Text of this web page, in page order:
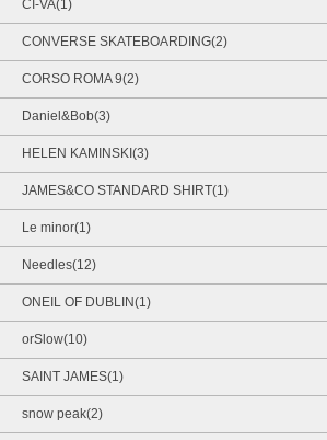
CI-VA(1)
CONVERSE SKATEBOARDING(2)
CORSO ROMA 9(2)
Daniel&Bob(3)
HELEN KAMINSKI(3)
JAMES&CO STANDARD SHIRT(1)
Le minor(1)
Needles(12)
ONEIL OF DUBLIN(1)
orSlow(10)
SAINT JAMES(1)
snow peak(2)